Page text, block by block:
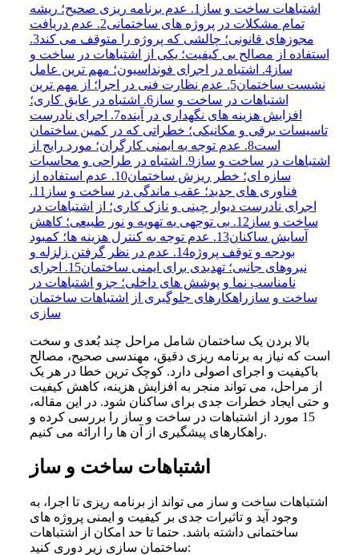
اشتباهات ساخت و ساز
1. عدم برنامه ریزی صحیح؛ ریشه
تمام مشکلات در پروژه های ساختمانی 2. عدم دریافت
مجوزهای قانونی؛ چالشی که پروژه را متوقف می کند 3.
استفاده از مصالح بی کیفیت؛ یکی از اشتباهات در ساخت و
ساز 4. اشتباه در اجرای فونداسیون؛ مهم ترین عامل
نشست ساختمان 5. عدم نظارت فنی در اجرا؛ از مهم ترین
اشتباهات در ساخت و ساز 6. اشتباه در عایق کاری؛
افزایش هزینه های نگهداری در آینده 7. اجرای نادرست
تاسیسات برقی و مکانیکی؛ خطراتی که در کمین ساختمان
است 8. عدم توجه به ایمنی کارگران؛ مورد رایج از
اشتباهات در ساخت و ساز 9. اشتباه در طراحی و محاسبات
سازه ای؛ خطر ریزش ساختمان
10. عدم استفاده از
فناوری های جدید؛ عقب ماندگی در ساخت و ساز
11.
اجرای نادرست دیوار چینی و نازک کاری؛ از اشتباهات در
ساخت و ساز
12. بی توجهی به تهویه و نور طبیعی؛ کاهش
آسایش ساکنان
13. عدم توجه به کنترل هزینه ها؛ کمبود
بودجه و توقف پروژه
14. عدم در نظر گرفتن زلزله و
نیروهای جانبی؛ تهدیدی برای ایمنی ساختمان
15. اجرای
نامناسب نما و پوشش های داخلی؛ جزو اشتباهات در
ساخت و ساز راهکارهای جلوگیری از اشتباهات ساختمان
سازی
بالا بردن یک ساختمان شامل مراحل چند بُعدی و سخت
است که نیاز به برنامه ریزی دقیق، مهندسی صحیح، مصالح
باکیفیت و اجرای اصولی دارد. کوچک ترین خطا در هر یک
از مراحل، می تواند منجر به افزایش هزینه، کاهش کیفیت
و حتی ایجاد خطرات جدی برای ساکنان شود. در این مقاله،
15 مورد از اشتباهات در ساخت و ساز را بررسی کرده و
راهکارهای پیشگیری از آن ها را ارائه می کنیم.
اشتباهات ساخت و ساز
اشتباهات ساخت و ساز می‌ تواند از برنامه‌ ریزی تا اجرا، به
وجود آید و تاثیرات جدی بر کیفیت و ایمنی پروژه‌ های
ساختمانی داشته باشد. حتما تا حد امکان از اشتباهات
ساختمان سازی زیر دوری کنید: